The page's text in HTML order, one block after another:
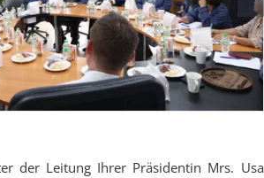
der Leitung Ihrer Präsidentin Mrs. Usa